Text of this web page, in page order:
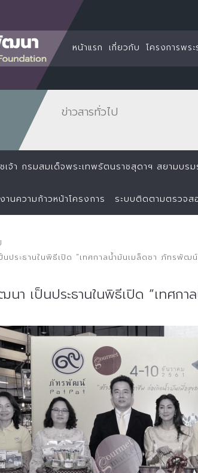
หน้าแรก เกี่ยวกับ โครงการพระ
ข่าวสารทั่วไป
เจ้า กรมสมเด็จพระเทพรัตนราชสุดาฯ สยามบรม
านความก้าวหน้าโครงการ ระบบติดตามตรวจส
นประธานในพิธีเปิด “เทศกาลน้ำมันเมล็ดชา ภัท
ฒนา เป็นประธานในพิธีเปิด “เ